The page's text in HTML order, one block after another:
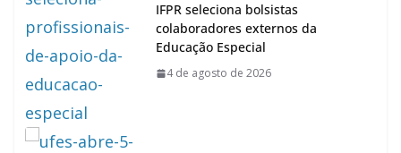
IFPR seleciona bolsistas
colaboradores externos da
Educação Especial
4 de agosto de 2026